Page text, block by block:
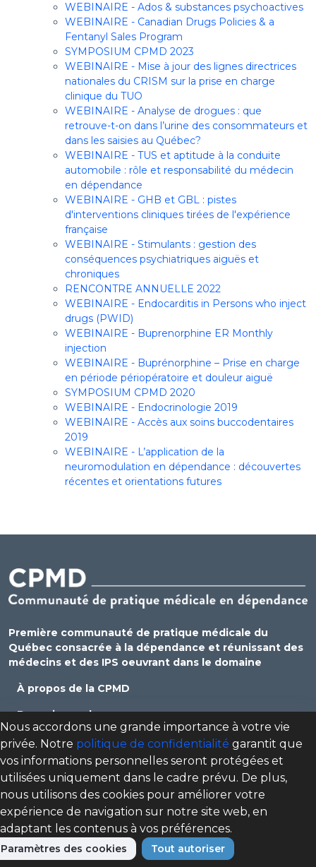
WEBINAIRE - Ados & substances psychoactives
WEBINAIRE - Canadian Drugs Policies & a
Fentanyl Sales Program
SYMPOSIUM CPMD 2023
WEBINAIRE - Mise à jour des lignes directrices
nationales du CRISM sur la prise en charge
clinique du TUO
WEBINAIRE - Analyse de drogues : que
retrouve-t-on dans l’urine des consommateurs et
dans les saisies au Québec?
WEBINAIRE - TUS et aptitude à la conduite
automobile : rôle et responsabilité du médecin
en dépendance
WEBINAIRE - GHB et GBL : pistes
d'interventions cliniques tirées de l'expérience
française
WEBINAIRE - Stimulants : gestion des
conséquences psychiatriques aiguës et
chroniques
RENCONTRE ANNUELLE 2022
WEBINAIRE - Endocarditis in Persons who inject
drugs (PWID)
WEBINAIRE - Buprenorphine ER Monthly
injection
WEBINAIRE - Buprénorphine – Prise en charge
en période périopératoire et douleur aiguë
SYMPOSIUM CPMD 2020
WEBINAIRE - Endocrinologie 2019
WEBINAIRE - Accès aux soins buccodentaires
2019
WEBINAIRE - L’application de la
neuromodulation en dépendance : découvertes
récentes et orientations futures
Première communauté de pratique médicale du
Québec consacrée à la dépendance et réunissant des
médecins et des IPS oeuvrant dans le domaine
À propos de la CPMD
Devenir membre
Se connecter
Nous joindre
Politique de confidentialité
Direction des programmes santé mentale, dépendance
et itinérance (DPSMDI) de Santé Québec Centre-Sud-de-
l'Île-de-Montréal – Universitaire
Nous accordons une grande importance à votre vie
privée. Notre politique de confidentialité garantit que
vos informations personnelles seront protégées et
utilisées uniquement dans le cadre prévu. De plus,
nous utilisons des cookies pour améliorer votre
expérience de navigation sur notre site web, en
adaptant les contenus à vos préférences.
Paramètres des cookies Tout autoriser